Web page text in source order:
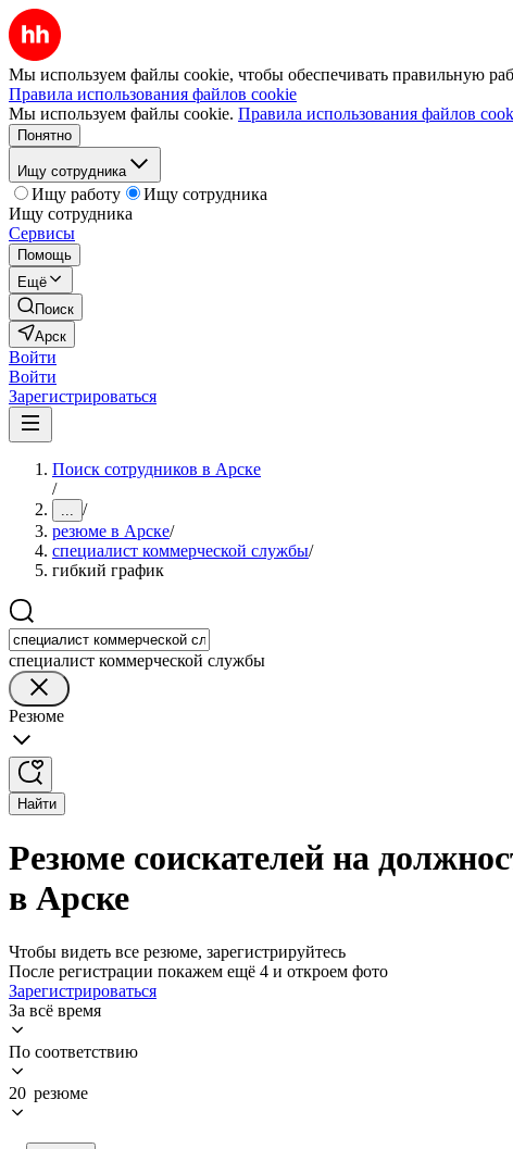
Мы используем файлы cookie, чтобы обеспечивать правильную
Правила использования файлов cookie
Мы используем файлы cookie. Правила использования файлов
Понятно
Ищу сотрудника
Ищу работу
Ищу сотрудника
Ищу сотрудника
Сервисы
Помощь
Ещё
Поиск
Арск
Войти
Войти
Зарегистрироваться
Поиск сотрудников в Арске
/
... /
резюме в Арске/
специалист коммерческой службы/
гибкий график
специалист коммерческой службы
Резюме
Найти
Резюме соискателей на
в Арске
Чтобы видеть все резюме, зарегистрируйтесь
После регистрации покажем ещё 4 и откроем фото
Зарегистрироваться
За всё время
По соответствию
20 резюме